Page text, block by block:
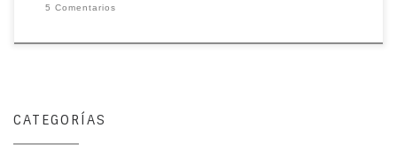
5 Comentarios
CATEGORÍAS